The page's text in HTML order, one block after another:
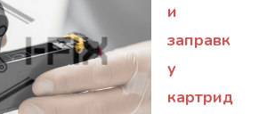
и
заправк
у
картрид